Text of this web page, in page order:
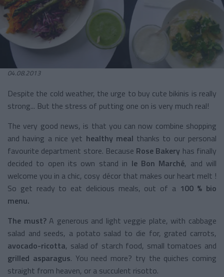
04.08.2013
Despite the cold weather, the urge to buy cute bikinis is really
strong... But the stress of putting one on is very much real!
The very good news, is that you can now combine shopping
and having a nice yet healthy meal thanks to our personal
favourite department store. Because Rose Bakery has finally
decided to open its own stand in le Bon Marché, and will
welcome you in a chic, cosy décor that makes our heart melt !
So get ready to eat delicious meals, out of a 100 % bio
menu.
The must?A generous and light veggie plate, with cabbage
salad and seeds, a potato salad to die for, grated carrots,
avocado-ricotta, salad of starch food, small tomatoes and
grilled asparagus. You need more? try the quiches coming
straight from heaven, or a succulent risotto.